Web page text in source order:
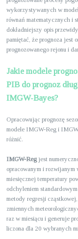
wykorzystywanych w
równań matematycznych i
dokładniejszy opis
pamiętać, że prognoza jest
prognozowanego rejonu i
Jakie modele
PIB do prognoz
IMGW-Bayes?
Opracowując prognozę
modele IMGW-Reg i
różnić.
IMGW-Reg jest
opracowanym i
miesięcznej temperatury
odchyleniem
metody regresji
zmiennych
raz w miesiącu i generuje
liczona dla 20 wybranych